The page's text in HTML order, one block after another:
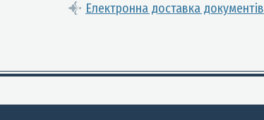
Електронна доставка документів